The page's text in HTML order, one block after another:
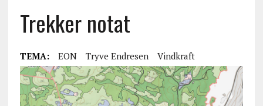
Trekker notat
TEMA: EON Tryve Endresen Vindkraft